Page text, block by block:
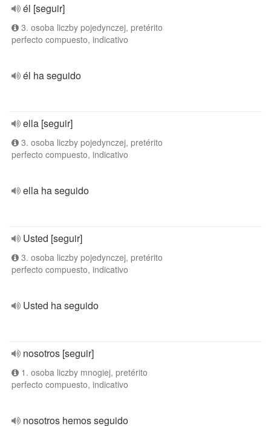
él [seguir]
3. osoba liczby pojedynczej, pretérito
perfecto compuesto, indicativo
él ha seguido
ella [seguir]
3. osoba liczby pojedynczej, pretérito
perfecto compuesto, indicativo
ella ha seguido
Usted [seguir]
3. osoba liczby pojedynczej, pretérito
perfecto compuesto, indicativo
Usted ha seguido
nosotros [seguir]
1. osoba liczby mnogiej, pretérito
perfecto compuesto, indicativo
nosotros hemos seguido